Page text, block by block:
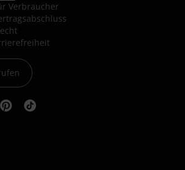
Verbraucher